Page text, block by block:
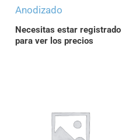
Anodizado
Necesitas estar registrado
para ver los precios